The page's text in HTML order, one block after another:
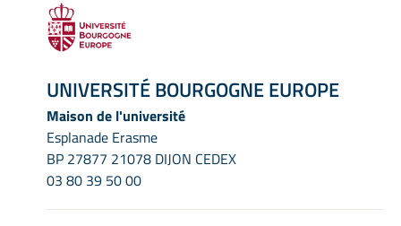
UNIVERSITÉ BOURGOGNE EUROPE
Maison de l'université
Esplanade Erasme
BP 27877 21078 DIJON CEDEX
03 80 39 50 00